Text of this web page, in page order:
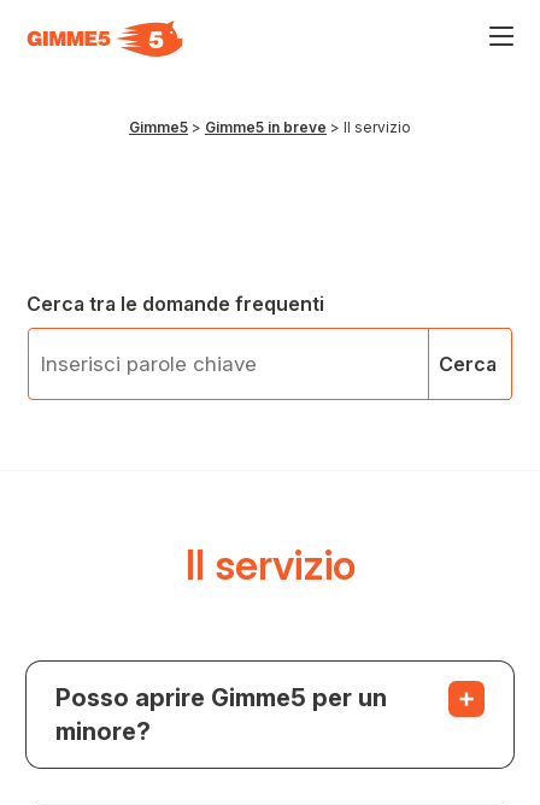
Gimme5 > Gimme5 in breve > Il servizio
Cerca tra le domande frequenti
Cerca
Il servizio
Posso aprire Gimme5 per un
minore?